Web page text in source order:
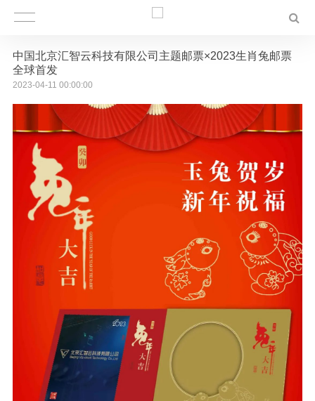
中国北京汇智云科技有限公司主题邮票×2023生肖兔邮票
全球首发
2023-04-11 00:00:00